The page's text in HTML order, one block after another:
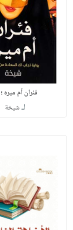
فئران أم ميره
لـشيخة